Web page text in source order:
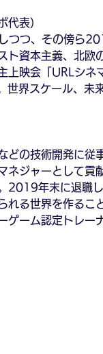
代表）
つつ、その傍ら
ト資本主義、北欧
上映会「URLシネ
界スケール、未
どの技術開発に
ネジャーとして貢
2019年末に退職
る世界を作るこ
ゲーム認定トレー